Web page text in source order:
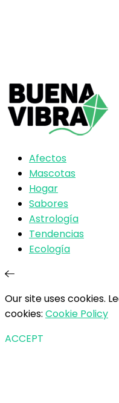
Afectos
Mascotas
Hogar
Sabores
Astrología
Tendencias
Ecología
Our site uses cookies.
cookies: Cookie Policy
ACCEPT